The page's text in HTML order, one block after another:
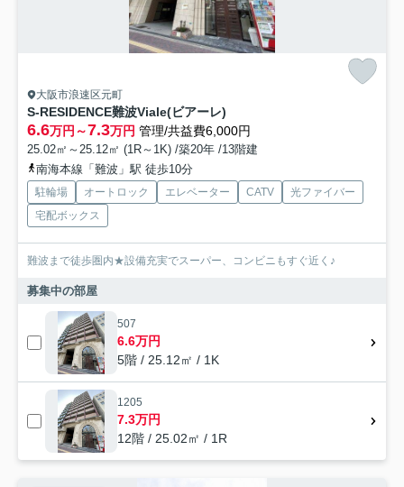
大阪市浪速区元町
S-RESIDENCE難波Viale(ビアーレ)
6.6万円～7.3万円 管理/共益費6,000円
25.02㎡～25.12㎡ (1R～1K) /築20年 /13階建
南海本線「難波」駅 徒歩10分
駐輪場 オートロック エレベーター CATV
光ファイバー
宅配ボックス
難波まで徒歩圏内★設備充実でスーパー、コンビニもすぐ近く♪
募集中の部屋
507
6.6万円
5階 / 25.12㎡ / 1K
1205
7.3万円
12階 / 25.02㎡ / 1R